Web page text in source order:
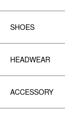
SHOES
HEADWEAR
ACCESSORY